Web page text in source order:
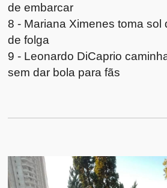
de embarcar
8 - Mariana Ximenes toma sol
de folga
9 - Leonardo DiCaprio
sem dar bola para fãs